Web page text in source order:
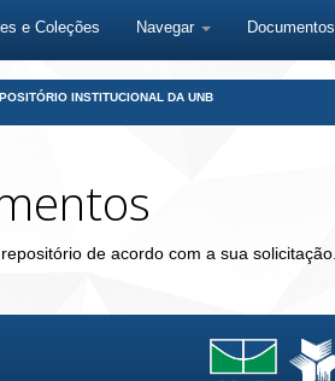
e Coleções Navegar Documentos
INSTITUCIONAL DA UNB
de acordo com a sua solicitação.